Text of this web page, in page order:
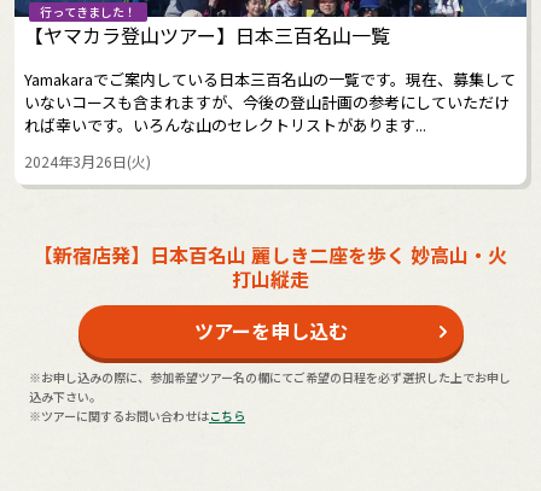
行ってきました！
【ヤマカラ登山ツアー】日本三百名山一覧
Yamakaraでご案内している日本三百名山の一覧です。現在、募集して
いないコースも含まれますが、今後の登山計画の参考にしていただけ
れば幸いです。いろんな山のセレクトリストがあります...
2024年3月26日(火)
【新宿店発】日本百名山 麗しき二座を歩く 妙高山・火
打山縦走
ツアーを申し込む
※お申し込みの際に、参加希望ツアー名の欄にてご希望の日程を必ず選択した上でお申し
込み下さい。
※ツアーに関するお問い合わせはこちら